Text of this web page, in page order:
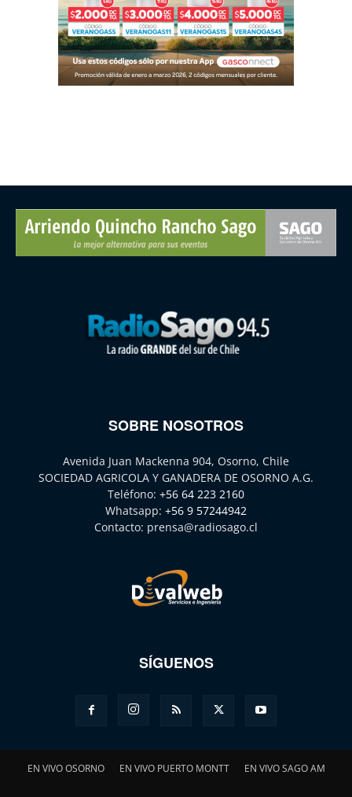
SOBRE NOSOTROS
Avenida Juan Mackenna 904, Osorno, Chile
SOCIEDAD AGRICOLA Y GANADERA DE OSORNO A.G.
Teléfono: +56 64 223 2160
Whatsapp: +56 9 57244942
Contacto: prensa@radiosago.cl
SÍGUENOS
EN VIVO OSORNO EN VIVO PUERTO MONTT EN VIVO SAGO AM